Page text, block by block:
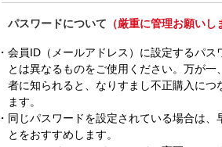
パスワードについて （厳重に管理お願いし
会員ID（メールアドレス）に設定するパス
とは異なるものをご使用ください。万が一
者に知られると、なりすまし不正購入につ
ます。
同じパスワードを設定されている場合は、
とをおすすめします。